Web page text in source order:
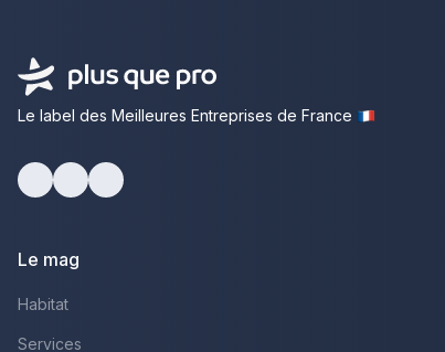
Le label des Meilleures Entreprises de France
Le mag
Habitat
Services